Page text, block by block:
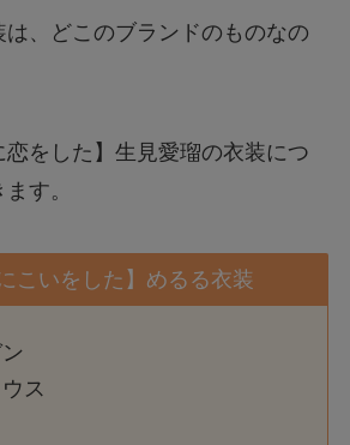
、どこのブランドのものなの
恋をした】生見愛瑠の衣装につ
す。
こいをした】めるる衣装
ス